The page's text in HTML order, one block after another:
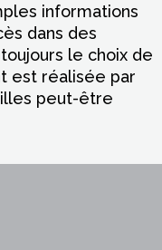
informations
dans des
le choix de
est réalisée par
peut-être